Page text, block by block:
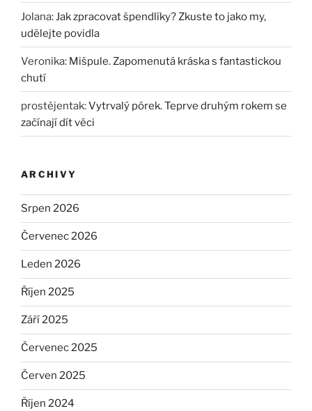
Jolana:Jak zpracovat špendlíky? Zkuste to jako my,
udělejte povidla
Veronika: Mišpule. Zapomenutá kráska s fantastickou
chutí
prostějentak:Vytrvalý pórek. Teprve druhým rokem se
začínají dít věci
ARCHIVY
Srpen 2026
Červenec 2026
Leden 2026
Říjen 2025
Září 2025
Červenec 2025
Červen 2025
Říjen 2024